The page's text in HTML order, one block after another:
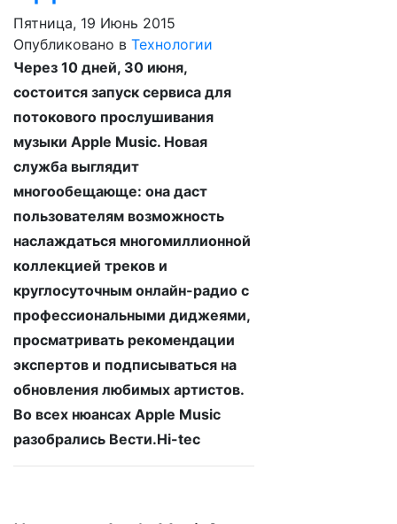
Пятница, 19 Июнь 2015
Опубликовано в Технологии
Через 10 дней, 30 июня,
состоится запуск сервиса для
потокового прослушивания
музыки Apple Music. Новая
служба выглядит
многообещающе: она даст
пользователям возможность
наслаждаться многомиллионной
коллекцией треков и
круглосуточным онлайн-радио с
профессиональными диджеями,
просматривать рекомендации
экспертов и подписываться на
обновления любимых артистов.
Во всех нюансах Apple Music
разобрались Вести.Hi-tec